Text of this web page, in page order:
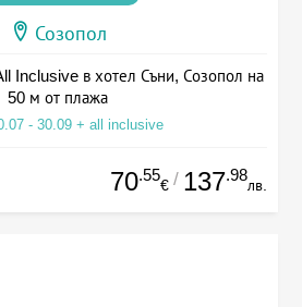
Созопол
Inclusive в хотел Съни, Созопол на
50 м от плажа
- 30.09 + all inclusive
70.55
€ / 137.98
лв.